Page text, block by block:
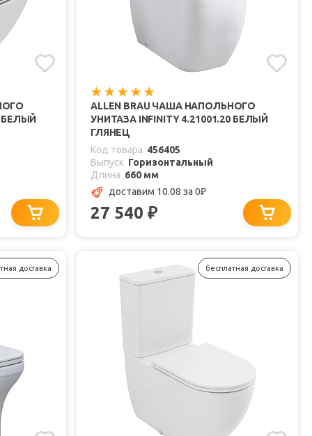
БЕЛЫЙ
ALLEN BRAU ЧАША НАПОЛЬНОГО
УНИТАЗА INFINITY 4.21001.20 БЕЛЫЙ
ГЛЯНЕЦ
Код товара 456405
Выпуск Горизонтальный
Длина 660 мм
доставим 10.08 за 0₽
27 540 ₽
доставка бесплатная доставка